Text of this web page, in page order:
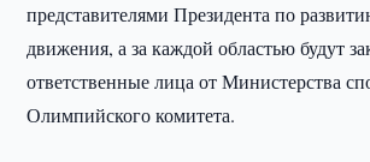
представителями Президента по
движения, а за каждой областью будут
ответственные лица от Министерства
Олимпийского комитета.